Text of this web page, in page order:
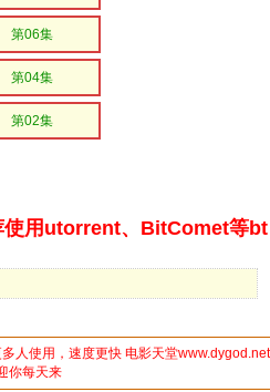
第06集
第04集
第02集
使用utorrent、BitComet等bt
人使用，速度更快 电影天堂www.dygod.net
你每天来